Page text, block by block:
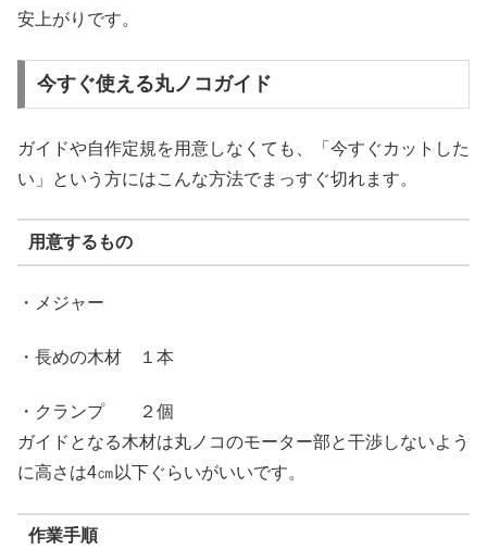
安上がりです。
今すぐ使える丸ノコガイド
ガイドや自作定規を用意しなくても、「今すぐカットした
い」という方にはこんな方法でまっすぐ切れます。
用意するもの
・メジャー
・長めの木材 １本
・クランプ ２個
ガイドとなる木材は丸ノコのモーター部と干渉しないよう
に高さは4㎝以下ぐらいがいいです。
作業手順